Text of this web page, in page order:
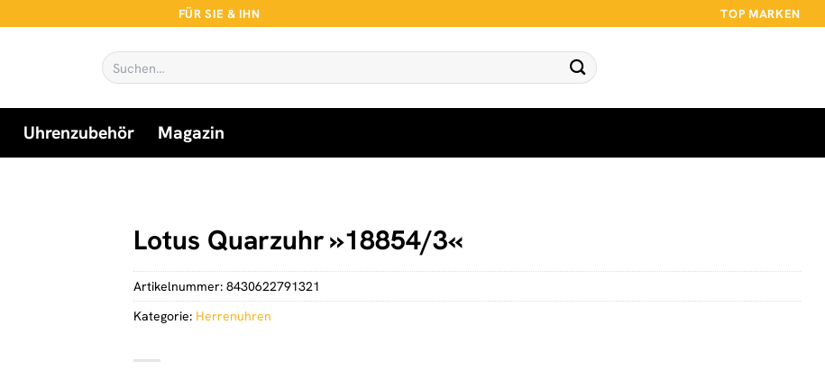
FÜR SIE & IHN TOP MARKEN
Suchen
nach:
Uhrenzubehör Magazin
Lotus Quarzuhr »18854/3«
Artikelnummer: 8430622791321
Kategorie: Herrenuhren